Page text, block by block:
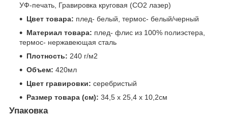
УФ-печать, Гравировка круговая (CO2 лазер)
Цвет товара: плед- белый, термос- белый/черный
Материал товара: плед- флис из 100% полиэстера,
термос- нержавеющая cталь
Плотность: 240 г/м2
Объем: 420мл
Цвет гравировки: серебристый
Размер товара (см): 34,5 х 25,4 х 10,2см
Упаковка